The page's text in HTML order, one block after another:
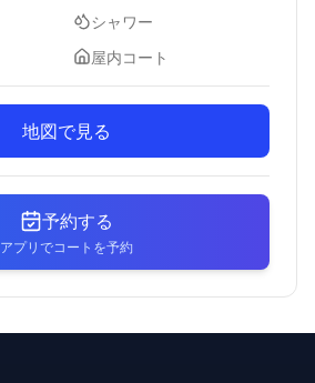
シャワー
屋内コート
地図で見る
予約する
アプリでコートを予約